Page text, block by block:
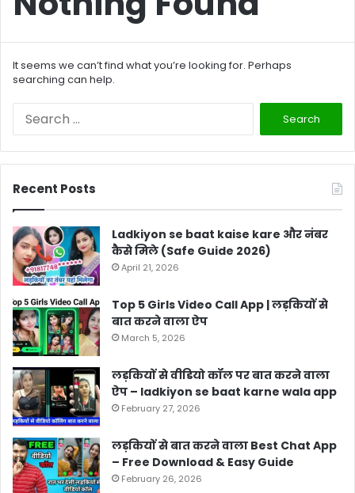
It seems we can’t find what you’re looking for. Perhaps
searching can help.
Recent Posts
Ladkiyon se baat kaise kare और नंबर
कैसे मिले (Safe Guide 2026)
April 21, 2026
Top 5 Girls Video Call App | लड़कियों से
बात करने वाला ऐप
March 5, 2026
लड़कियों से वीडियो कॉल पर बात करने वाला
ऐप – ladkiyon se baat karne wala app
February 27, 2026
लड़कियों से बात करने वाला Best Chat App
– Free Download & Easy Guide
February 26, 2026